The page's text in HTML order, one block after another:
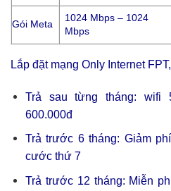
Gói Meta
1024 Mbps – 1024
Mbps
Lắp đặt mạng Only Internet
Trả sau từng tháng: wifi
600.000đ
Trả trước 6 tháng: Giảm
cước thứ 7
Trả trước 12 tháng: Miễn